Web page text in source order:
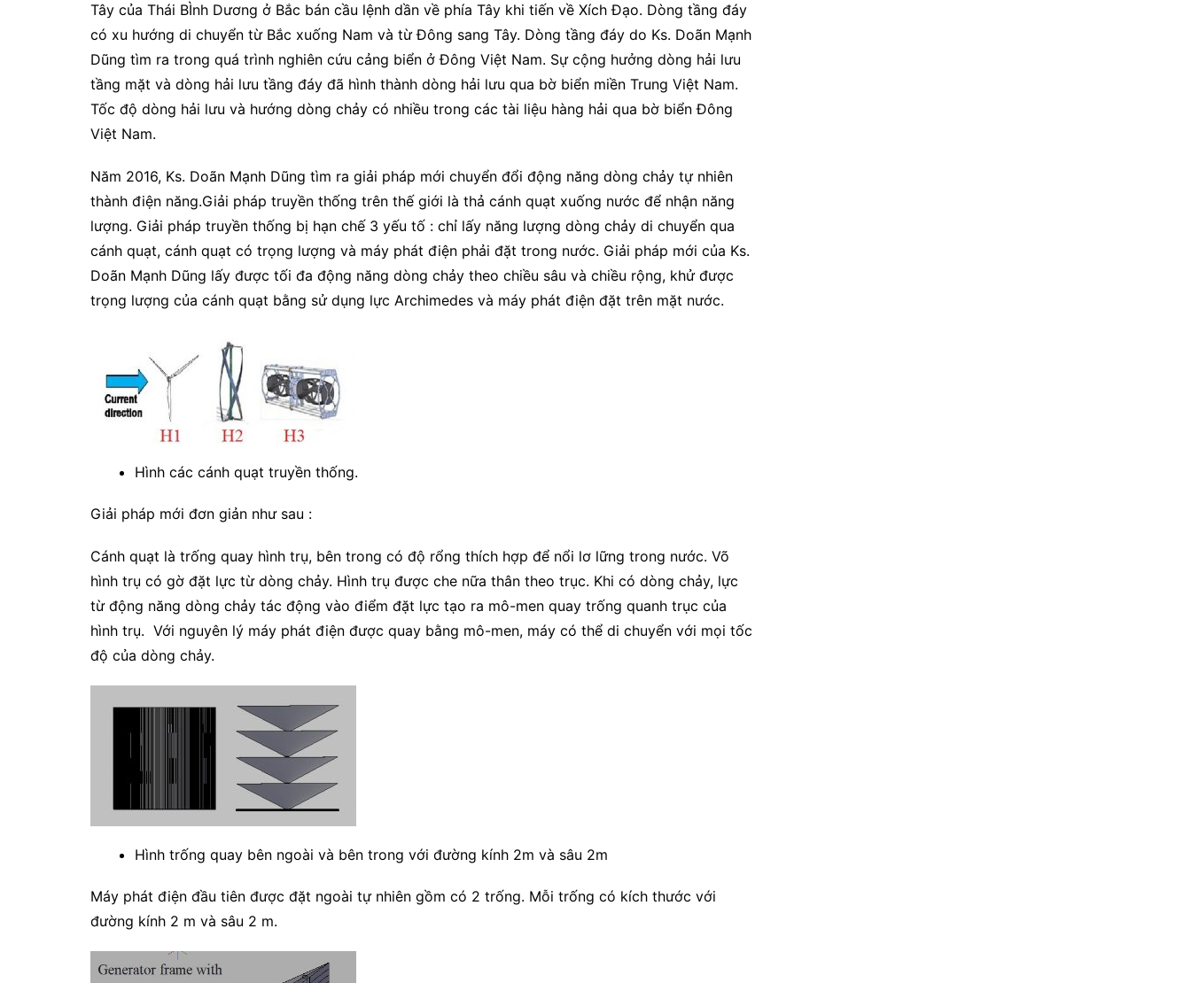
Tây của Thái BÌnh Dương ở Bắc bán cầu lệnh dần về phía Tây khi tiến về Xích Đạo. Dòng tầng đáy
có xu hướng di chuyển từ Bắc xuống Nam và từ Đông sang Tây. Dòng tầng đáy do Ks. Doãn Mạnh
Dũng tìm ra trong quá trình nghiên cứu cảng biển ở Đông Việt Nam. Sự cộng hưởng dòng hải lưu
tầng mặt và dòng hải lưu tầng đáy đã hình thành dòng hải lưu qua bờ biển miền Trung Việt Nam.
Tốc độ dòng hải lưu và hướng dòng chảy có nhiều trong các tài liệu hàng hải qua bờ biển Đông
Việt Nam.
Năm 2016, Ks. Doãn Mạnh Dũng tìm ra giải pháp mới chuyển đổi động năng dòng chảy tự nhiên
thành điện năng.Giải pháp truyền thống trên thế giới là thả cánh quạt xuống nước để nhận năng
lượng. Giải pháp truyền thống bị hạn chế 3 yếu tố : chỉ lấy năng lượng dòng chảy di chuyển qua
cánh quạt, cánh quạt có trọng lượng và máy phát điện phải đặt trong nước. Giải pháp mới của Ks.
Doãn Mạnh Dũng lấy được tối đa động năng dòng chảy theo chiều sâu và chiều rộng, khử được
trọng lượng của cánh quạt bằng sử dụng lực Archimedes và máy phát điện đặt trên mặt nước.
Hình các cánh quạt truyền thống.
Giải pháp mới đơn giản như sau :
Cánh quạt là trống quay hình trụ, bên trong có độ rổng thích hợp để nổi lơ lững trong nước. Võ
hình trụ có gờ đặt lực từ dòng chảy. Hình trụ được che nữa thân theo trục. Khi có dòng chảy, lực
từ động năng dòng chảy tác động vào điểm đặt lực tạo ra mô-men quay trống quanh trục của
hình trụ. Với nguyên lý máy phát điện được quay bằng mô-men, máy có thể di chuyển với mọi tốc
độ của dòng chảy.
Hình trống quay bên ngoài và bên trong với đường kính 2m và sâu 2m
Máy phát điện đầu tiên được đặt ngoài tự nhiên gồm có 2 trống. Mỗi trống có kích thước với
đường kính 2 m và sâu 2 m.